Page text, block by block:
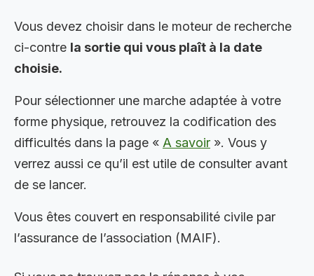
Vous devez choisir dans le moteur de recherche
ci-contre la sortie qui vous plaît à la date
choisie.
Pour sélectionner une marche adaptée à votre
forme physique, retrouvez la codification des
difficultés dans la page « A savoir ». Vous y
verrez aussi ce qu’il est utile de consulter avant
de se lancer.
Vous êtes couvert en responsabilité civile par
l’assurance de l’association (MAIF).